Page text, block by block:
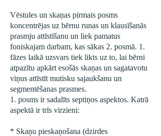
Vēstules un skaņas pirmais posms
koncentrējas uz bērnu runas un klausīšanās
prasmju attīstīšanu un liek pamatus
foniskajam darbam, kas sākas 2. posmā. 1.
fāzes laikā uzsvars tiek likts uz to, lai bērni
atpazītu apkārt esošās skaņas un sagatavotu
viņus attīstīt mutisku sajaukšanu un
segmentēšanas prasmes.
1. posms ir sadalīts septiņos aspektos. Katrā
aspektā ir trīs virzieni:
* Skaņu pieskaņošana (dzirdes